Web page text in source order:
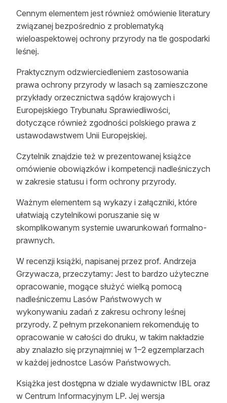
Cennym elementem jest również omówienie literatury
związanej bezpośrednio z problematyką
wieloaspektowej ochrony przyrody na tle gospodarki
leśnej.
Praktycznym odzwierciedleniem zastosowania
prawa ochrony przyrody w lasach są zamieszczone
przykłady orzecznictwa sądów krajowych i
Europejskiego Trybunału Sprawiedliwości,
dotyczące również zgodności polskiego prawa z
ustawodawstwem Unii Europejskiej.
Czytelnik znajdzie też w prezentowanej książce
omówienie obowiązków i kompetencji nadleśniczych
w zakresie statusu i form ochrony przyrody.
Ważnym elementem są wykazy i załączniki, które
ułatwiają czytelnikowi poruszanie się w
skomplikowanym systemie uwarunkowań formalno-
prawnych.
W recenzji książki, napisanej przez prof. Andrzeja
Grzywacza, przeczytamy: Jest to bardzo użyteczne
opracowanie, mogące służyć wielką pomocą
nadleśniczemu Lasów Państwowych w
wykonywaniu zadań z zakresu ochrony leśnej
przyrody. Z pełnym przekonaniem rekomenduję to
opracowanie w całości do druku, w takim nakładzie
aby znalazło się przynajmniej w 1–2 egzemplarzach
w każdej jednostce Lasów Państwowych.
Książka jest dostępna w dziale wydawnictw IBL oraz
w Centrum Informacyjnym LP. Jej wersja